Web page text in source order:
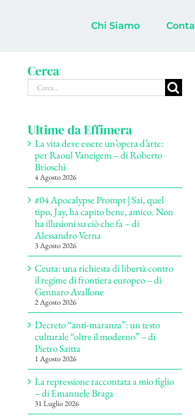
Chi Siamo
Cerca
Cerca
per:
Ultime da Effimera
La vita deve essere un’opera d’arte:
per Raoul Vaneigem – di Roberto
Brioschi
4 Agosto 2026
#04 Apocalypse Prompt | Sai, quel
tipo, Jay, ha capito bene, amico. Non
ha illusioni su ciò che fa – di
Alessandro Verna
3 Agosto 2026
Ceuta: una richiesta di libertà contro
il regime di frontiera europeo – di
Gennaro Avallone
2 Agosto 2026
Decreto “anti-maranza”: un testo
culturale “oltre il moderno” – di
Pietro Saitta
1 Agosto 2026
La repressione raccontata a mio figlio
– di Emanuele Braga
31 Luglio 2026